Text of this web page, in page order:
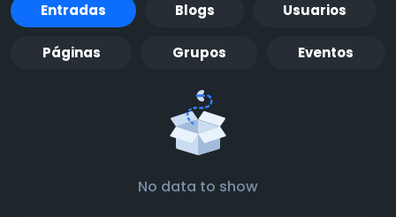
Entradas Blogs Usuarios
Páginas Grupos Eventos
No data to show